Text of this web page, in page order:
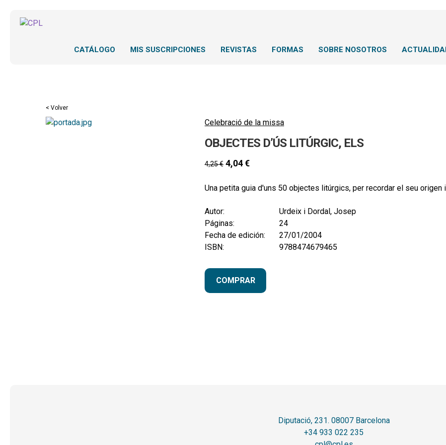
CATÁLOGO MIS SUSCRIPCIONES REVISTAS FORMAS SOBRE NOSOTROS
< Volver
Celebració de la missa
OBJECTES D’ÚS LITÚRGIC, ELS
4,25€ 4,04€
Una petita guia d'uns 50 objectes litúrgics, per recordar el seu origen
Autor:
Urdeix i Dordal, Josep
Páginas:
24
Fecha de edición:
27/01/2004
ISBN:
9788474679465
COMPRAR
Diputació, 231. 08007 Barcelona
+34 933 022 235